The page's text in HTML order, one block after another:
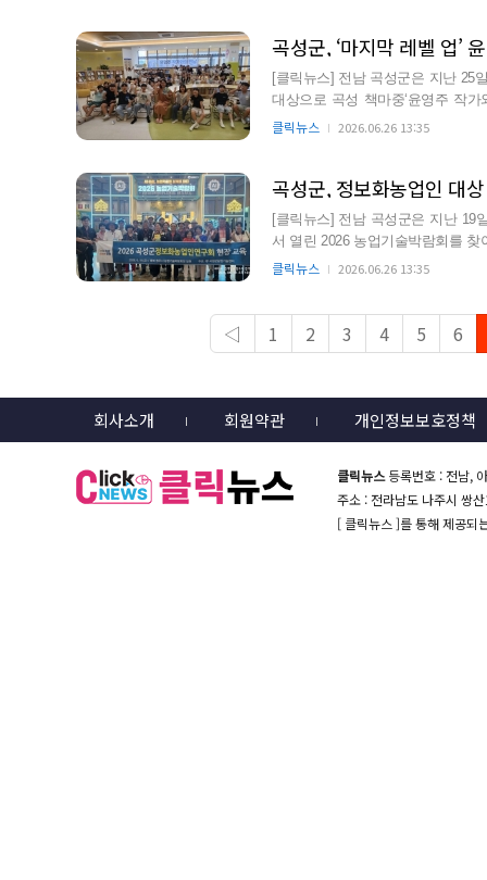
곡성군, ‘마지막 레벨 업’
[클릭뉴스] 전남 곡성군은 지난 25
대상으로 곡성 책마중‘윤영주 작가와
지역 학교와 연계해 어린…
클릭뉴스 2026.06.26 13:35
[클릭뉴스] 전남 곡성군은 지난 19
서 열린 2026 농업기술박람회를 찾아 현장 교육
환경에 대응하고 정보화…
클릭뉴스 2026.06.26 13:35
◁ 1 2 3 4 5 6
회사소개 회원약관 개인정보보호정책
클릭뉴스등록번호 : 전남,
주소 : 전라남도 나주시
[ 클릭뉴스 ]를 통해 제공되